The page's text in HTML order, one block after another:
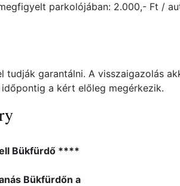
parkolójában: 2.000,- Ft /
tudják garantálni. A visszaigazolás
a kért előleg megérkezik.
Bükfürdő ****
Bükfürdőn a